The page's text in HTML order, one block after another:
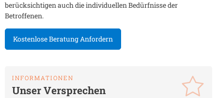
berücksichtigen auch die individuellen Bedürfnisse der
Betroffenen.
Kostenlose Beratung Anfordern
INFORMATIONEN
Unser Versprechen